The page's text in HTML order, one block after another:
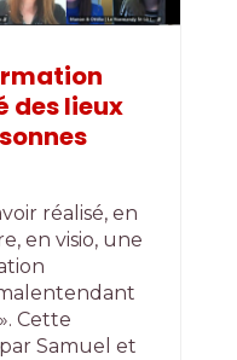
des lieux
réalisé, en
en visio, une
Cette
Samuel et